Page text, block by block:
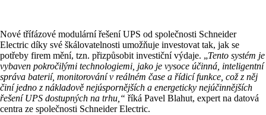
Nové třífázové modulární řešení UPS od společnosti Schneider
Electric díky své škálovatelnosti umožňuje investovat tak, jak se
potřeby firem mění, tzn. přizpůsobit investiční výdaje. „Tento systém je
vybaven pokročilými technologiemi, jako je vysoce účinná, inteligentní
správa baterií, monitorování v reálném čase a řídicí funkce, což z něj
činí jedno z nákladově nejúspornějších a energeticky nejúčinnějších
řešení UPS dostupných na trhu,“ říká Pavel Blahut, expert na datová
centra ze společnosti Schneider Electric.